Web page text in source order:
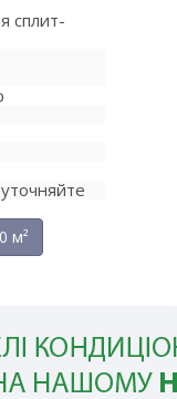
сплит-
м²